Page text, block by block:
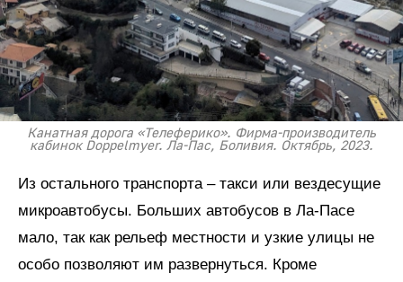
Канатная дорога «Телеферико». Фирма-производитель
кабинок Doppelmyer. Ла-Пас, Боливия. Октябрь, 2023.
Из остального транспорта – такси или вездесущие
микроавтобусы. Больших автобусов в Ла-Пасе
мало, так как рельеф местности и узкие улицы не
особо позволяют им развернуться. Кроме